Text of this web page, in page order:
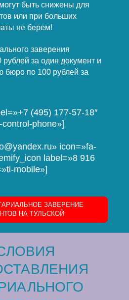
быть снижены для
или при больших
не берем!
заверения
рублей за один документ и
бюро по 100 рублей за
(495) 177-57-18″
phone»]
icon=»fa-
label=»8 916
mobile»]
ЗАВЕРЕНИЕ
НА ТУЛЬСКОЙ